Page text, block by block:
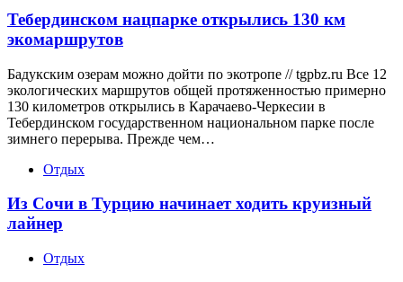
Тебердинском нацпарке открылись 130 км
экомаршрутов
Бадукским озерам можно дойти по экотропе // tgpbz.ru Все 12
экологических маршрутов общей протяженностью примерно
130 километров открылись в Карачаево-Черкесии в
Тебердинском государственном национальном парке после
зимнего перерыва. Прежде чем…
Отдых
Из Сочи в Турцию начинает ходить круизный
лайнер
Отдых